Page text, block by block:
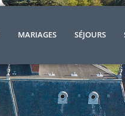
MARIAGES SÉJOURS